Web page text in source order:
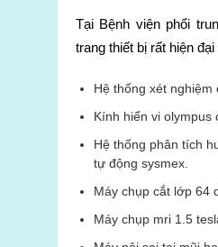
Tại Bệnh viện phổi
trang thiết bị rất hiện
Hệ thống xét nghiệm
Kính hiển vi olympus
Hệ thống phân tích
tự động sysmex.
Máy chụp cắt lớp 64
Máy chụp mri 1.5